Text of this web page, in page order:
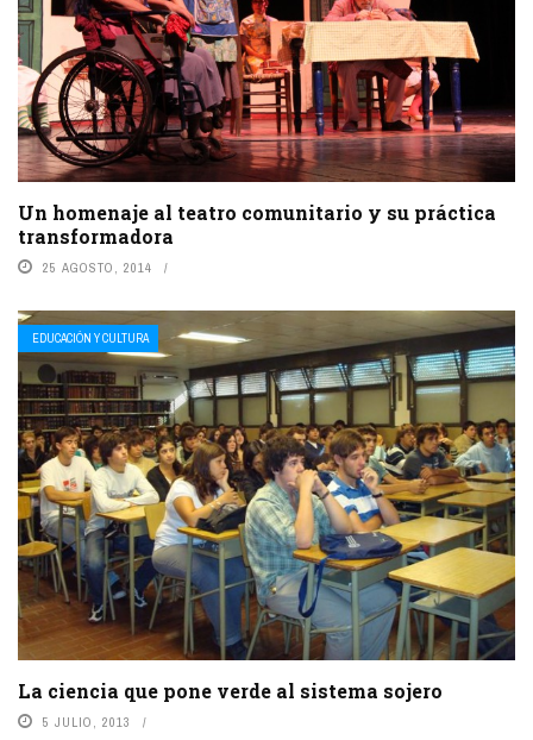
Un homenaje al teatro comunitario y su práctica
transformadora
25 AGOSTO, 2014
EDUCACIÓN Y CULTURA
La ciencia que pone verde al sistema sojero
5 JULIO, 2013